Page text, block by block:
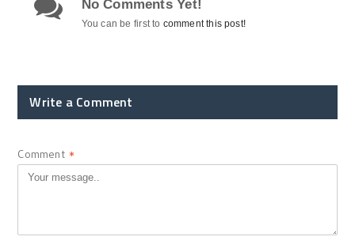
No Comments Yet!
You can be first to comment this post!
Write a Comment
Comment *